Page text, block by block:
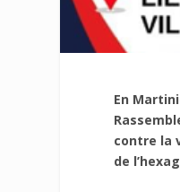
En
contre la
de